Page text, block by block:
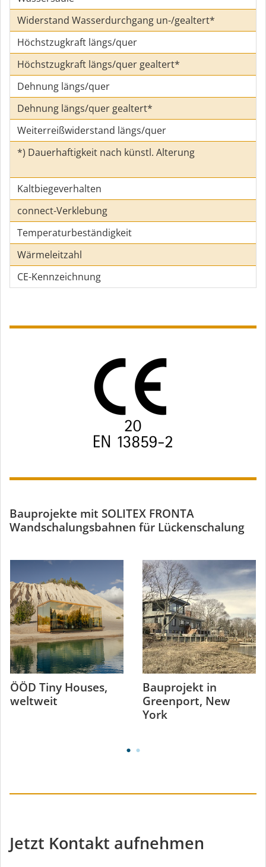
Widerstand Wasserdurchgang un-/gealtert*
Höchstzugkraft längs/quer
Höchstzugkraft längs/quer gealtert*
Dehnung längs/quer
Dehnung längs/quer gealtert*
Weiterreißwiderstand längs/quer
*) Dauerhaftigkeit nach künstl. Alterung
Kaltbiegeverhalten
connect-Verklebung
Temperaturbeständigkeit
Wärmeleitzahl
CE-Kennzeichnung
Bauprojekte mit SOLITEX FRONTA
Wandschalungsbahnen für Lückenschalung
ÖÖD Tiny Houses,
weltweit
Bauprojekt in
Greenport, New
York
Jetzt Kontakt aufnehmen